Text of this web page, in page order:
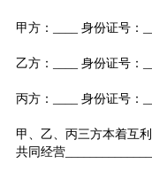
甲方：____ 身份证号：
乙方：____ 身份证号：
丙方：____ 身份证号：
甲、乙、丙三方本着互
共同经营